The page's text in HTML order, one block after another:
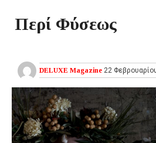
Περί Φύσεως
DELUXE Magazine 22